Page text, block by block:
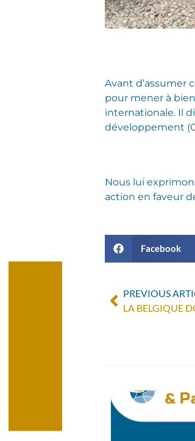
Avant d’assumer
pour mener à
internationale. Il
développement
Nous lui
action en faveur
Facebook
PREVIOUS